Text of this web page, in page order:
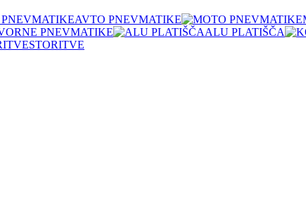
AVTO PNEVMATIKE
PNEVMATIKE ALU PLATIŠČA
STORITVE